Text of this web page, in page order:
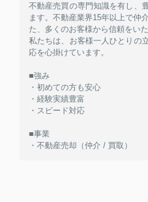
不動産売買の専門知識を有し、
ます。不動産業界15年以上で仲
た、多くのお客様から信頼をい
私たちは、お客様一人ひとりの
応を心掛けています。
■強み
・初めての方も安心
・経験実績豊富
・スピード対応
■事業
・不動産売却（仲介 / 買取）